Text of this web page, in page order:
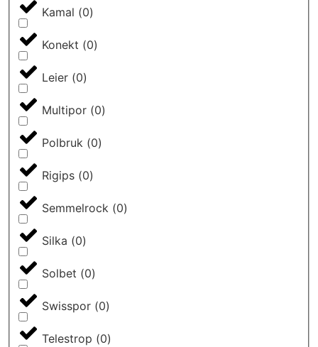
Kamal (0)
Konekt (0)
Leier (0)
Multipor (0)
Polbruk (0)
Rigips (0)
Semmelrock (0)
Silka (0)
Solbet (0)
Swisspor (0)
Telestrop (0)